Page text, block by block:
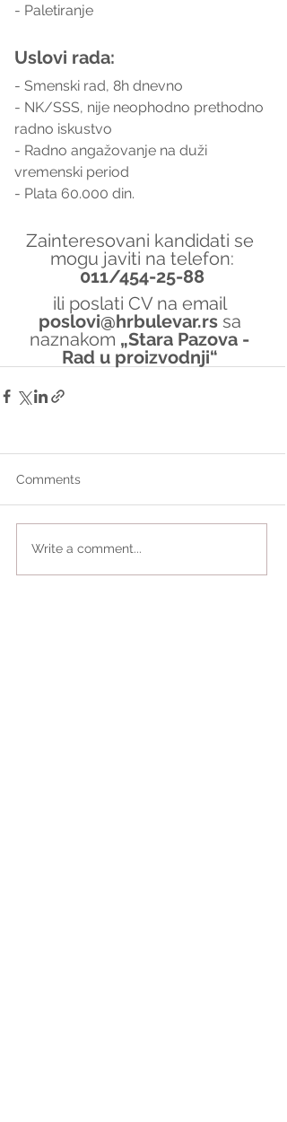
- Paletiranje
Uslovi rada:
- Smenski rad, 8h dnevno
- NK/SSS, nije neophodno prethodno
radno iskustvo
- Radno angažovanje na duži
vremenski period
- Plata 60.000 din.
Zainteresovani kandidati se
mogu javiti na telefon:
011/454-25-88
ili poslati CV na email
poslovi@hrbulevar.rs sa
naznakom „Stara Pazova -
Rad u proizvodnji“
Comments
Write a comment...